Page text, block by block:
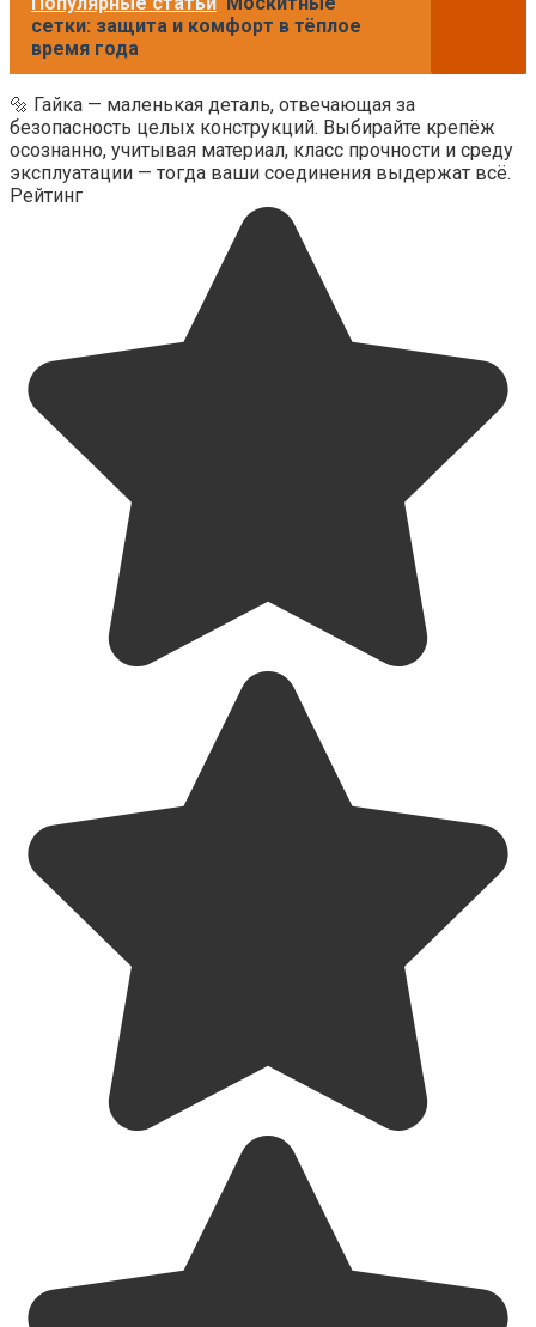
сетки: защита и комфорт в тёплое
время года
🔩 Гайка — маленькая деталь, отвечающая за
безопасность целых конструкций. Выбирайте крепёж
осознанно, учитывая материал, класс прочности и среду
эксплуатации — тогда ваши соединения выдержат всё.
Рейтинг